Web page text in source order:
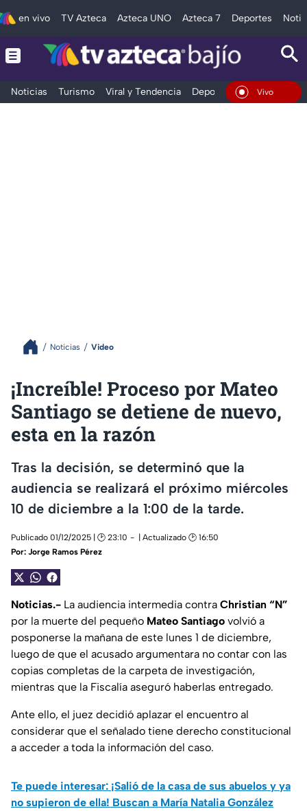
en vivo TV Azteca Azteca UNO Azteca 7 Deportes
Noticias Turismo Viral y Tendencia Deportes Espectáculos
En Vivo
Noticias Video
¡Increíble! Proceso por Mateo
Santiago se detiene de nuevo,
esta en la razón
Tras la decisión, se determinó que la
audiencia se realizará el próximo miércoles
10 de diciembre a la 1:00 de la tarde.
Publicado 01/12/2025 | 🕑 23:10
| Actualizado 🕑 16:50
Por: Jorge Ramos Pérez
Noticias.- La audiencia intermedia contra Christian “N”
por la muerte del pequeño Mateo Santiago volvió a
posponerse la mañana de este lunes 1 de diciembre,
luego de que el acusado argumentara no contar con las
copias completas de la carpeta de investigación,
mientras que la Fiscalía aseguró haberlas entregado.
Ante ello, el juez decidió aplazar el encuentro al
considerar que el señalado tiene derecho constitucional
a acceder a toda la información del caso.
Te puede interesar: ¡Salió de la casa de sus abuelos y ya
no supieron de ella! Buscan a María Natalia González